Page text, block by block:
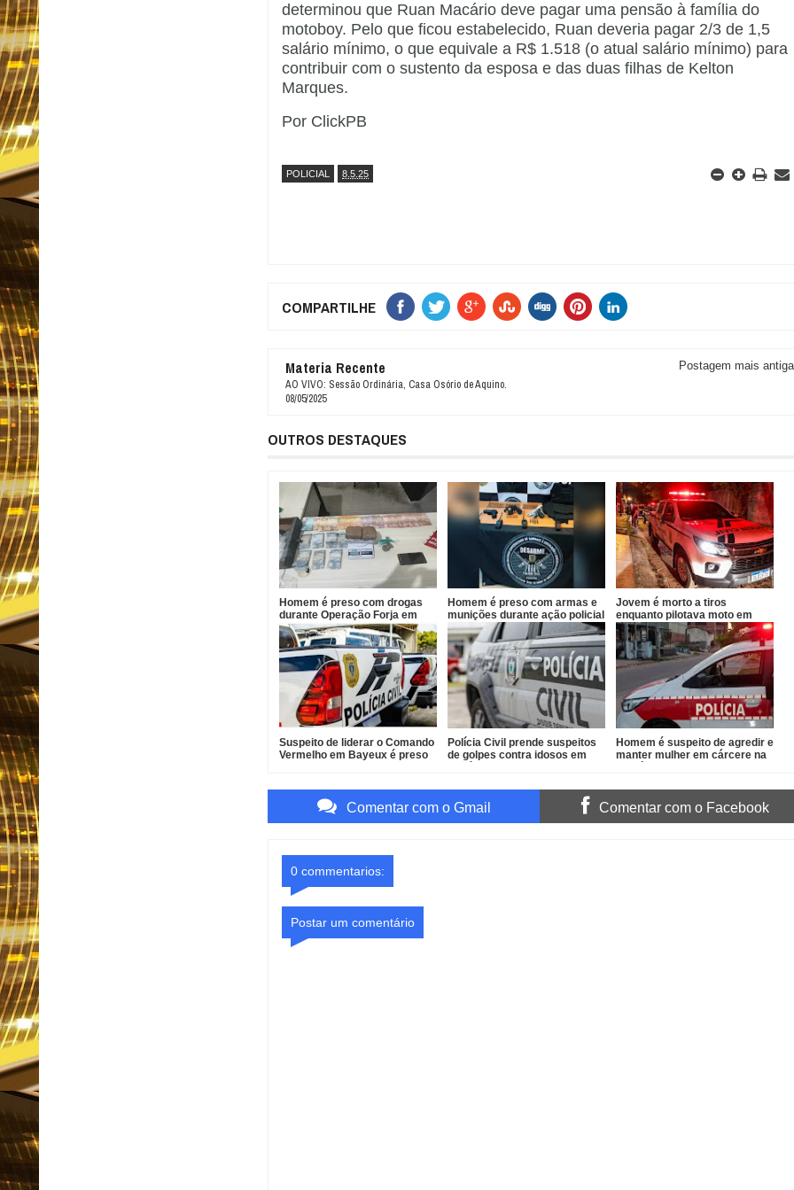
determinou que Ruan Macário deve pagar uma pensão à família do
motoboy. Pelo que ficou estabelecido, Ruan deveria pagar 2/3 de 1,5
salário mínimo, o que equivale a R$ 1.518 (o atual salário mínimo) para
contribuir com o sustento da esposa e das duas filhas de Kelton
Marques.
Por ClickPB
POLICIAL 8.5.25
COMPARTILHE
Materia Recente
AO VIVO: Sessão Ordinária, Casa Osório de Aquino.
08/05/2025
Postagem mais antiga
OUTROS DESTAQUES
Homem é preso com drogas
durante Operação Forja em
Santa Helena
Homem é preso com armas e
munições durante ação policial
no Conde
Jovem é morto a tiros
enquanto pilotava moto em
João Pessoa
Suspeito de liderar o Comando
Vermelho em Bayeux é preso
Polícia Civil prende suspeitos
de golpes contra idosos em
Homem é suspeito de agredir e
manter mulher em cárcere na
Comentar com o Gmail Comentar com o Facebook
0 commentarios:
Postar um comentário